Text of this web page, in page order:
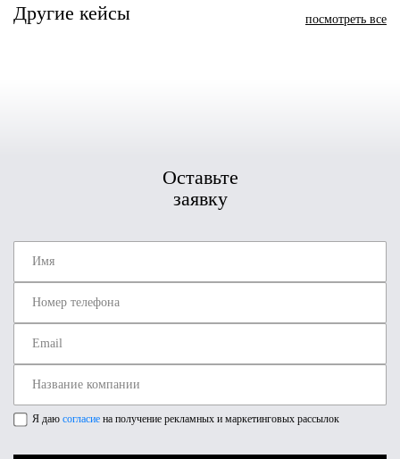
Другие кейсы посмотреть все
Оставьте
заявку
Я даю согласие на получение рекламных и маркетинговых рассылок